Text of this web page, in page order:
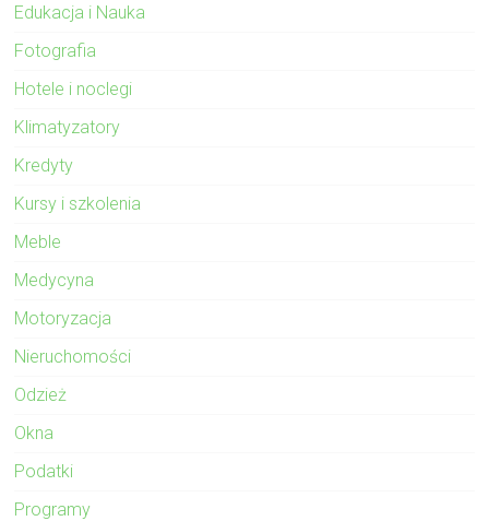
Edukacja i Nauka
Fotografia
Hotele i noclegi
Klimatyzatory
Kredyty
Kursy i szkolenia
Meble
Medycyna
Motoryzacja
Nieruchomości
Odzież
Okna
Podatki
Programy